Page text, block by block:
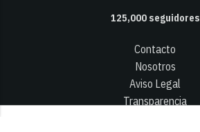
125,000seguidores
Contacto
Nosotros
Aviso Legal
Transparencia